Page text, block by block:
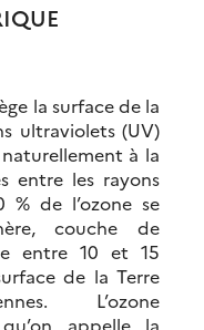
la surface de la
ultraviolets (UV)
à la
entre les rayons
% de l’ozone se
couche de
entre 10 et 15
de la Terre
L’ozone
appelle la